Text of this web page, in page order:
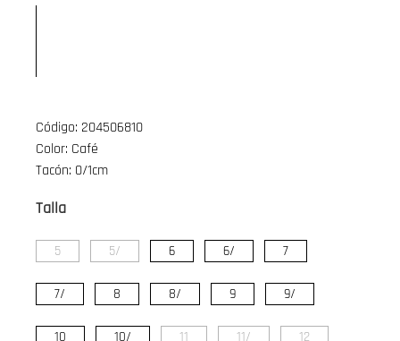
Código: 204506810
Color: Café
Tacón: 0/1cm
Talla
5 5/ 6 6/ 7
7/ 8 8/ 9 9/
10 10/ 11 11/ 12